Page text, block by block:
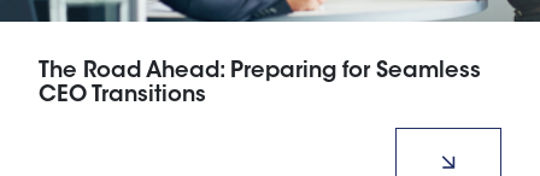
The Road Ahead: Preparing for Seamless
CEO Transitions